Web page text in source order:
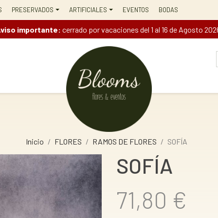
PRESERVADOS ARTIFICIALES EVENTOS BODAS
importante: cerrado por vacaciones del 1 al 16 de Agosto
Inicio FLORES RAMOS DE FLORES SOFÍA
SOFÍA
71,80 €